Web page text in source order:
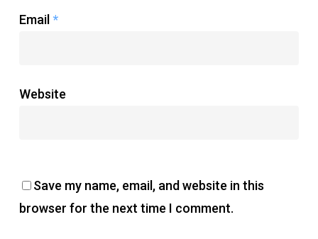
Email *
Website
Save my name, email, and website in this
browser for the next time I comment.